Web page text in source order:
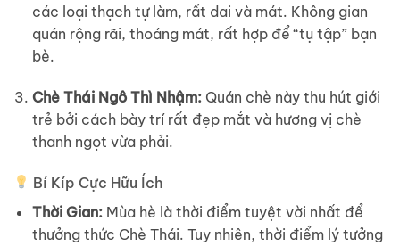
các loại thạch tự làm, rất dai và mát. Không gian
quán rộng rãi, thoáng mát, rất hợp để “tụ tập” bạn
bè.
Chè Thái Ngô Thì Nhậm:Quán chè này thu hút giới
trẻ bởi cách bày trí rất đẹp mắt và hương vị chè
thanh ngọt vừa phải.
Bí Kíp Cực Hữu Ích
Thời Gian:Mùa hè là thời điểm tuyệt vời nhất để
thưởng thức Chè Thái. Tuy nhiên, thời điểm lý tưởng